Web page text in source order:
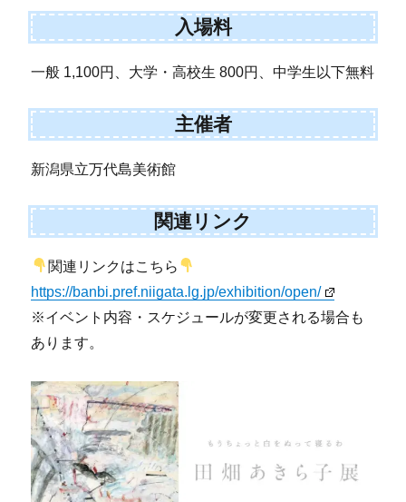
入場料
一般 1,100円、大学・高校生 800円、中学生以下無料
主催者
新潟県立万代島美術館
関連リンク
関連リンクはこちら
https://banbi.pref.niigata.lg.jp/exhibition/open/
※イベント内容・スケジュールが変更される場合も
あります。